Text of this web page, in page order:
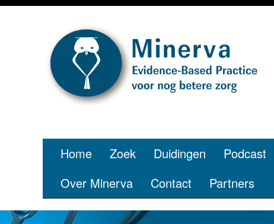
Home Zoek Duidingen Podcast
Over Minerva
Contact Partners